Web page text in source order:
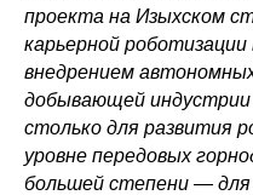
проекта на Изыхском
карьерной
внедрением
добывающей индустрии
столько для развития
уровне передовых
большей степени —